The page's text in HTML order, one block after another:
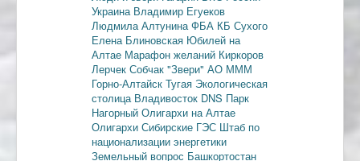
Украина Владимир Егуеков
Людмила АлтунинаФБА КБ Сухого
Елена Блиновская Юбилей на
Алтае Марафон желаний Киркоров
Лерчек Собчак "Звери" АО МММ
Горно-Алтайск Тугая Экологическая
столица Владивосток DNS Парк
Нагорный Олигархи на Алтае
Олигархи Сибирские ГЭС Штаб по
национализации энергетики
Земельный вопрос Башкортостан